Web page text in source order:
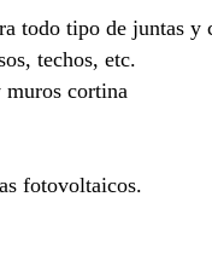
todo tipo de juntas y
techos, etc.
muros cortina
fotovoltaicos.